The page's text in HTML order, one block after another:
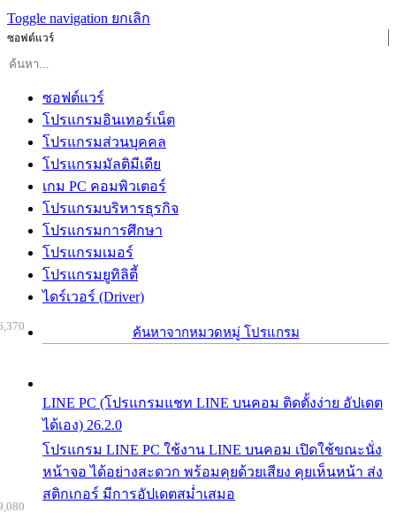
Toggle navigation ยกเลิก
ซอฟต์แวร์
ซอฟต์แวร์
โปรแกรมอินเทอร์เน็ต
โปรแกรมส่วนบุคคล
โปรแกรมมัลติมีเดีย
เกม PC คอมพิวเตอร์
โปรแกรมบริหารธุรกิจ
โปรแกรมการศึกษา
โปรแกรมเมอร์
โปรแกรมยูทิลิตี้
ไดร์เวอร์ (Driver)
ค้นหาจากหมวดหมู่ โปรแกรม
LINE PC (โปรแกรมแชท LINE บนคอม ติดตั้งง่าย อัปเดต
ได้เอง) 26.2.0
โปรแกรม LINE PC ใช้งาน LINE บนคอม เปิดใช้ขณะนั่ง
หน้าจอ ได้อย่างสะดวก พร้อมคุยด้วยเสียง คุยเห็นหน้า ส่ง
สติกเกอร์ มีการอัปเดตสม่ำเสมอ